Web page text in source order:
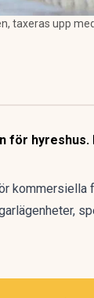
taxeras upp
kommersiella